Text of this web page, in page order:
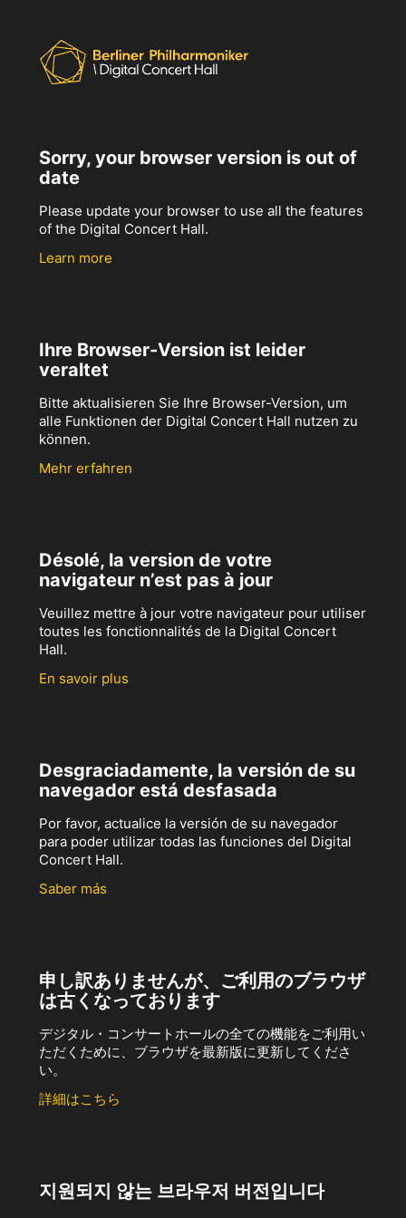
Sorry, your browser version is out of
date
Please update your browser to use all the features
of the Digital Concert Hall.
Learn more
Ihre Browser-Version ist leider
veraltet
Bitte aktualisieren Sie Ihre Browser-Version, um
alle Funktionen der Digital Concert Hall nutzen zu
können.
Mehr erfahren
Désolé, la version de votre
navigateur n’est pas à jour
Veuillez mettre à jour votre navigateur pour utiliser
toutes les fonctionnalités de la Digital Concert
Hall.
En savoir plus
Desgraciadamente, la versión de su
navegador está desfasada
Por favor, actualice la versión de su navegador
para poder utilizar todas las funciones del Digital
Concert Hall.
Saber más
申し訳ありませんが、ご利用のブラウザ
は古くなっております
デジタル・コンサートホールの全ての機能をご利用い
ただくために、ブラウザを最新版に更新してくださ
い。
詳細はこちら
지원되지 않는 브라우저 버전입니다